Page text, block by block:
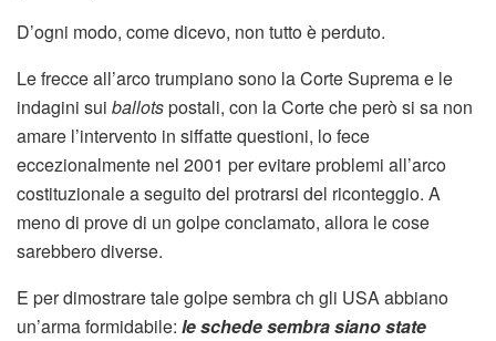
D’ogni modo, come dicevo, non tutto è perduto.
Le frecce all’arco trumpiano sono la Corte Suprema e le
indagini sui ballotspostali, con la Corte che però si sa non
amare l’intervento in siffatte questioni, lo fece
eccezionalmente nel 2001 per evitare problemi all’arco
costituzionale a seguito del protrarsi del riconteggio. A
meno di prove di un golpe conclamato, allora le cose
sarebbero diverse.
E per dimostrare tale golpe sembra ch gli USA abbiano
un’arma formidabile: le schede sembra siano state